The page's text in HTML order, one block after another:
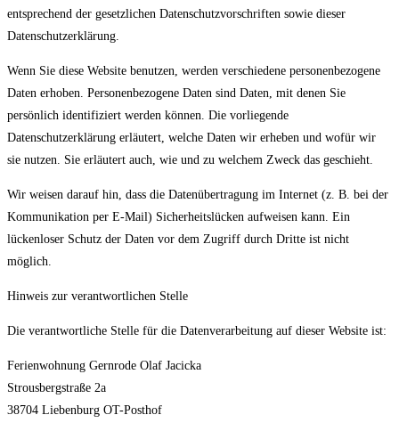
entsprechend der gesetzlichen Datenschutzvorschriften sowie dieser
Datenschutzerklärung.
Wenn Sie diese Website benutzen, werden verschiedene personenbezogene
Daten erhoben. Personenbezogene Daten sind Daten, mit denen Sie
persönlich identifiziert werden können. Die vorliegende
Datenschutzerklärung erläutert, welche Daten wir erheben und wofür wir
sie nutzen. Sie erläutert auch, wie und zu welchem Zweck das geschieht.
Wir weisen darauf hin, dass die Datenübertragung im Internet (z. B. bei der
Kommunikation per E-Mail) Sicherheitslücken aufweisen kann. Ein
lückenloser Schutz der Daten vor dem Zugriff durch Dritte ist nicht
möglich.
Hinweis zur verantwortlichen Stelle
Die verantwortliche Stelle für die Datenverarbeitung auf dieser Website ist:
Ferienwohnung Gernrode Olaf Jacicka
Strousbergstraße 2a
38704 Liebenburg OT-Posthof